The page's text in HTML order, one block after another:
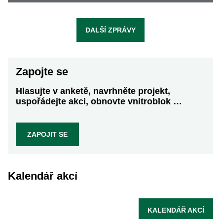
DALŠÍ ZPRÁVY
Zapojte se
Hlasujte v anketě, navrhněte projekt,
uspořádejte akci, obnovte vnitroblok …
ZAPOJIT SE
Kalendář akcí
KALENDÁŘ AKCÍ